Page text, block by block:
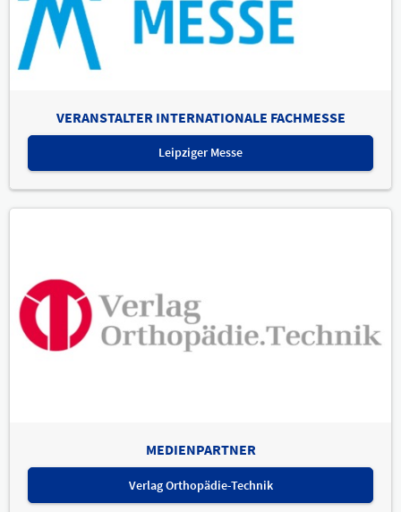
VERANSTALTER INTERNATIONALE FACHMESSE
Leipziger Messe
MEDIENPARTNER
Verlag Orthopädie-Technik